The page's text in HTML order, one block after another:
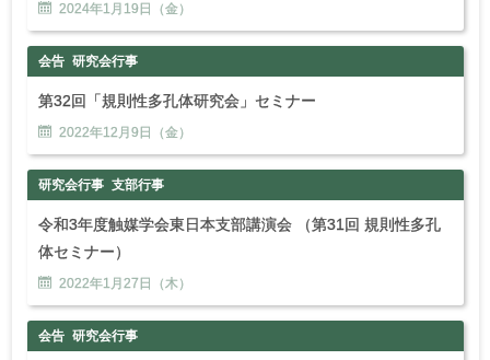
2024年1月 19日（金）
会告 研究会行事
第32回「規則性多孔体研究会」セミナー
2022年12月 9日（金）
研究会行事 支部行事
令和3年度触媒学会東日本支部講演会 （第31回 規則性多孔
体セミナー）
2022年1月 27日（木）
会告 研究会行事